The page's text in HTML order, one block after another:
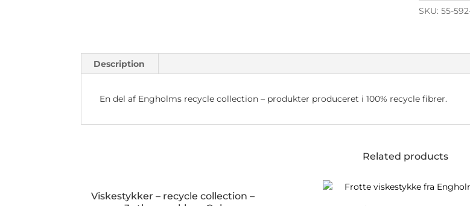
SKU: 55-
Description
En del af Engholms recycle collection – produkter produceret i 100% recycle fibrer.
Related products
Viskestykker – recycle collection –